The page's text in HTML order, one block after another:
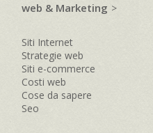
web & Marketing >
Siti Internet
Strategie web
Siti e-commerce
Costi web
Cose da sapere
Seo